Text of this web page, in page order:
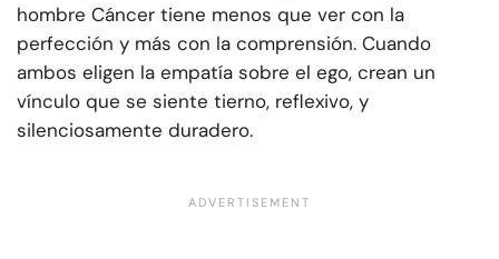
hombre Cáncer tiene menos que ver con la
perfección y más con la comprensión. Cuando
ambos eligen la empatía sobre el ego, crean un
vínculo que se siente tierno, reflexivo, y
silenciosamente duradero.